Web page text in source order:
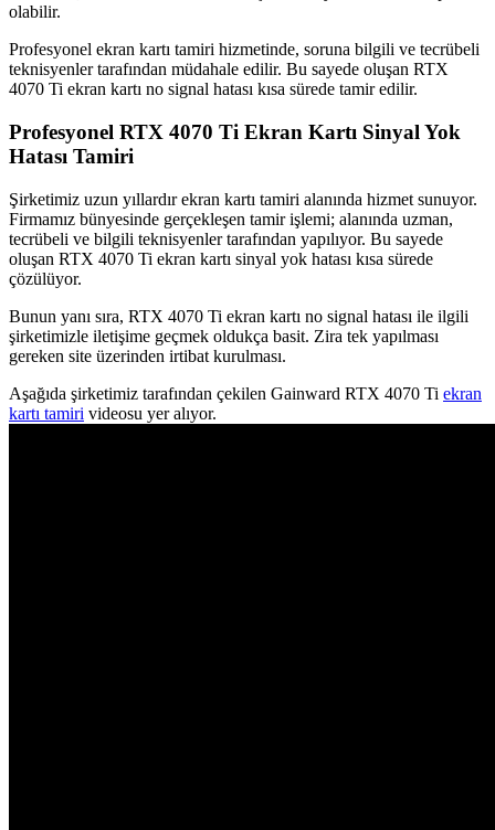
olabilir.
Profesyonel ekran kartı tamiri hizmetinde, soruna bilgili ve tecrübeli
teknisyenler tarafından müdahale edilir. Bu sayede oluşan RTX
4070 Ti ekran kartı no signal hatası kısa sürede tamir edilir.
Profesyonel RTX 4070 Ti Ekran Kartı Sinyal Yok
Hatası Tamiri
Şirketimiz uzun yıllardır ekran kartı tamiri alanında hizmet sunuyor.
Firmamız bünyesinde gerçekleşen tamir işlemi; alanında uzman,
tecrübeli ve bilgili teknisyenler tarafından yapılıyor. Bu sayede
oluşan RTX 4070 Ti ekran kartı sinyal yok hatası kısa sürede
çözülüyor.
Bunun yanı sıra, RTX 4070 Ti ekran kartı no signal hatası ile ilgili
şirketimizle iletişime geçmek oldukça basit. Zira tek yapılması
gereken site üzerinden irtibat kurulması.
Aşağıda şirketimiz tarafından çekilen Gainward RTX 4070 Ti ekran
kartı tamiri videosu yer alıyor.